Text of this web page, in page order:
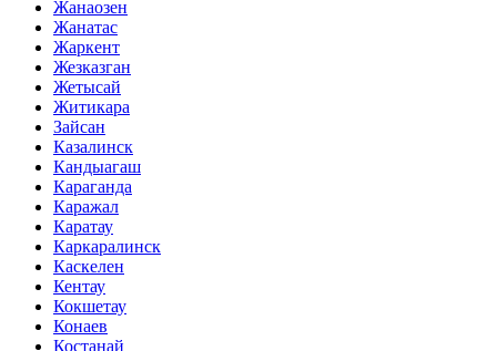
Жанаозен
Жанатас
Жаркент
Жезказган
Жетысай
Житикара
Зайсан
Казалинск
Кандыагаш
Караганда
Каражал
Каратау
Каркаралинск
Каскелен
Кентау
Кокшетау
Конаев
Костанай